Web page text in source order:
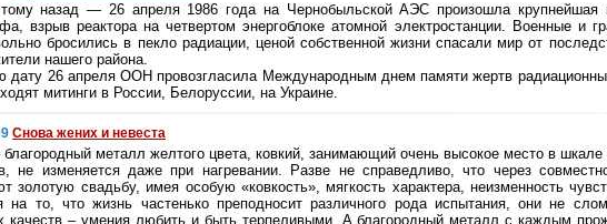
назад — 26 апреля 1986 года на Чернобыльской АЭС произошла крупнейшая
взрыв реактора на четвертом энергоблоке атомной электростанции. Военные и
бросились в пекло радиации, ценой собственной жизни спасали мир от
нашего района.
дату 26 апреля ООН провозгласила Международным днем памяти жертв
митинги в России, Белоруссии, на Украине.
Снова жених и невеста
благородный металл желтого цвета, ковкий, занимающий очень высокое место в шкале
не изменяется даже при нагревании. Разве не справедливо, что через
золотую свадьбу, имея особую «ковкость», мягкость характера, неизменность
на то, что жизнь частенько преподносит различного рода испытания, они не
качеств – умения любить и быть терпеливыми. А благородный металл с каждым